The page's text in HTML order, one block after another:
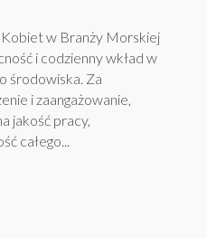
w Branży Morskiej
i codzienny wkład w
środowiska. Za
i zaangażowanie,
jakość pracy,
całego...